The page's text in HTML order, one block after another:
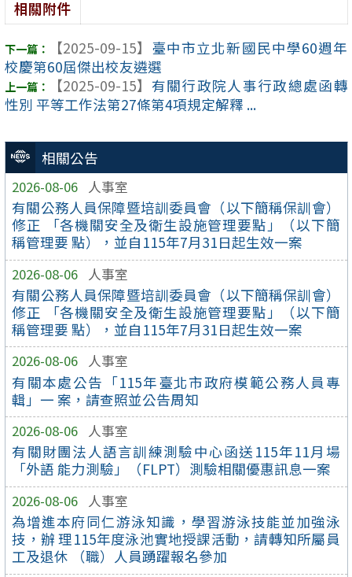
相關公告
2026-08-06 人事室
有關公務人員保障暨培訓委員會（以下簡稱保訓會）
修正 「各機關安全及衛生設施管理要點」（以下簡
稱管理要 點），並自115年7月31日起生效一案
2026-08-06 人事室
有關公務人員保障暨培訓委員會（以下簡稱保訓會）
修正 「各機關安全及衛生設施管理要點」（以下簡
稱管理要 點），並自115年7月31日起生效一案
2026-08-06 人事室
有關本處公告「115年臺北市政府模範公務人員專
輯」一 案，請查照並公告周知
2026-08-06 人事室
有關財團法人語言訓練測驗中心函送115年11月場
「外語 能力測驗」（FLPT）測驗相關優惠訊息一案
2026-08-06 人事室
為增進本府同仁游泳知識，學習游泳技能並加強泳
技，辦 理115年度泳池實地授課活動，請轉知所屬員
工及退休 （職）人員踴躍報名參加
相關附件
【2025-09-15】 臺中市立北新國民中學60週年
校慶第60屆傑出校友遴選
【2025-09-15】 有關行政院人事行政總處函轉
性別 平等工作法第27條第4項規定解釋 ...